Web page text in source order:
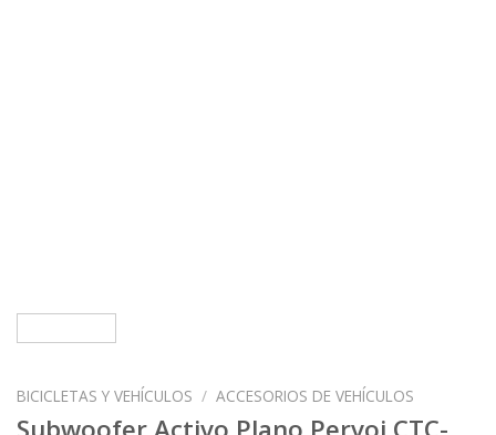
BICICLETAS Y VEHÍCULOS / ACCESORIOS DE VEHÍCULOS